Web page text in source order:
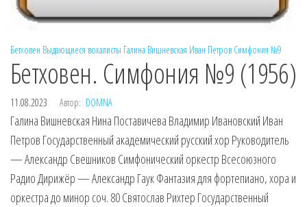
Бетховен Выдающиеся вокалисты Галина Вишневская Иван Петров Симфония №9
Бетховен. Симфония №9 (1956)
11.08.2023 Автор: DOMNA
Галина Вишневская Нина Поставичева Владимир Ивановский Иван
Петров Государственный академический русский хор Руководитель
— Александр Свешников Симфонический оркестр Всесоюзного
Радио Дирижёр — Александр Гаук Фантазия для фортепиано, хора и
оркестра до минор соч. 80 Святослав Рихтер Государственный